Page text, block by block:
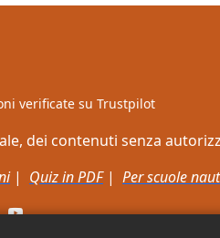
verificate su Trustpilot
dei contenuti senza
| Quiz in PDF| Per scuole